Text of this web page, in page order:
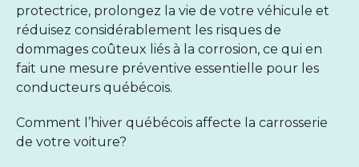
protectrice, prolongez la vie de votre véhicule et
réduisez considérablement les risques de
dommages coûteux liés à la corrosion, ce qui en
fait une mesure préventive essentielle pour les
conducteurs québécois.
Comment l’hiver québécois affecte la carrosserie
de votre voiture?